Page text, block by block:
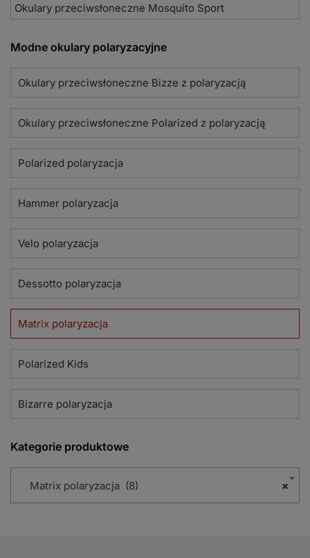
Okulary przeciwsłoneczne Mosquito Sport
Modne okulary polaryzacyjne
Okulary przeciwsłoneczne Bizze z polaryzacją
Okulary przeciwsłoneczne Polarized z polaryzacją
Polarized polaryzacja
Hammer polaryzacja
Velo polaryzacja
Dessotto polaryzacja
Matrix polaryzacja
Polarized Kids
Bizarre polaryzacja
Kategorie produktowe
×
Matrix polaryzacja (8)